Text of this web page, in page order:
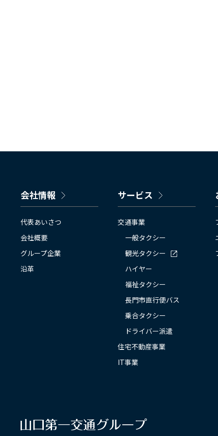
会社情報
代表あいさつ
会社概要
グループ企業
沿革
サービス
交通事業
一般タクシー
観光タクシー
ハイヤー
福祉タクシー
長門市直行便バス
乗合タクシー
ドライバー派遣
住宅不動産事業
IT事業